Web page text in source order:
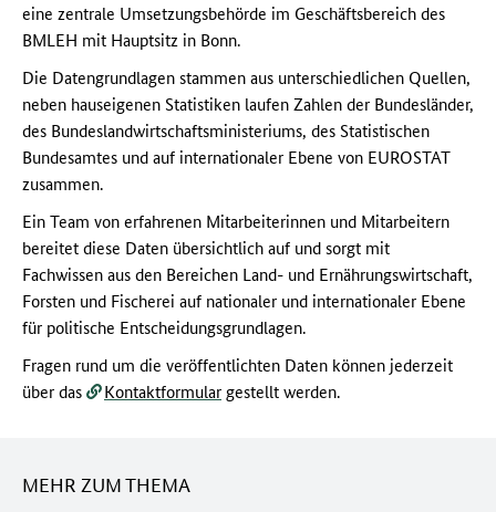
eine zentrale Umsetzungsbehörde im Geschäftsbereich des
BMLEH mit Hauptsitz in Bonn.
Die Datengrundlagen stammen aus unterschiedlichen Quellen,
neben hauseigenen Statistiken laufen Zahlen der Bundesländer,
des Bundeslandwirtschaftsministeriums, des Statistischen
Bundesamtes und auf internationaler Ebene von EUROSTAT
zusammen.
Ein Team von erfahrenen Mitarbeiterinnen und Mitarbeitern
bereitet diese Daten übersichtlich auf und sorgt mit
Fachwissen aus den Bereichen Land- und Ernährungswirtschaft,
Forsten und Fischerei auf nationaler und internationaler Ebene
für politische Entscheidungsgrundlagen.
Fragen rund um die veröffentlichten Daten können jederzeit
über das
Kontaktformular gestellt werden.
MEHR ZUM THEMA